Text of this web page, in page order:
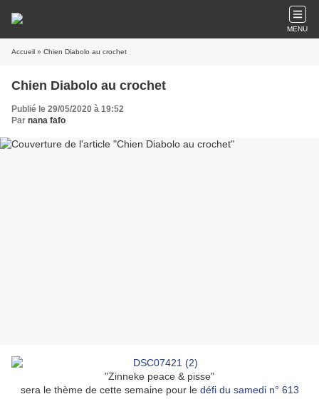
MENU
Accueil » Chien Diabolo au crochet
Chien Diabolo au crochet
Publié le 29/05/2020 à 19:52
Par nana fafo
"Zinneke peace & pisse"
sera le thème de cette semaine pour le défi du samedi n° 613